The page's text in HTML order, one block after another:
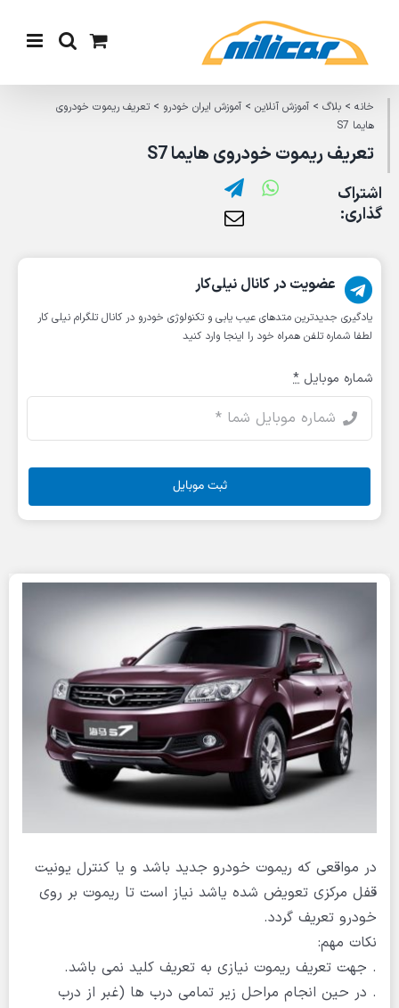
content
خانه> بلاگ> آموزش آنلاین> آموزش ایران خودرو >تعریف ریموت خودروی
هایما S7
تعریف ریموت خودروی هایما S7
اشتراک
گذاری:
در مواقعی که ریموت خودرو جدید باشد و یا کنترل یونیت
قفل مرکزی تعویض شده یاشد نیاز است تا ریموت بر روی
خودرو تعریف گردد.
نکات مهم:
. جهت تعریف ریموت نیازی به تعریف کلید نمی باشد.
. در حین انجام مراحل زیر تمامی درب ها (غبر از درب
عضویت در کانال نیلی‌کار
یادگیری جدیدترین متد‌های عیب یابی‌ و تکنولوژی خودرو در کانال تلگرام نیلی کار
لطفا شماره تلفن همراه خود را اینجا وارد کنید
شماره موبایل *
ثبت موبایل